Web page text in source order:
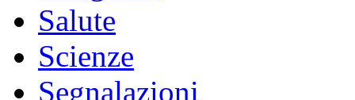
Salute
Scienze
Segnalazioni